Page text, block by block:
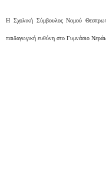
Η Σχολική Σύμβουλος Νομού
παιδαγωγική ευθύνη στο Γυμνάσιο